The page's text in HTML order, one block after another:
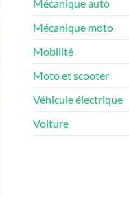
Mécanique auto
Mécanique moto
Mobilité
Moto et scooter
Véhicule électrique
Voiture